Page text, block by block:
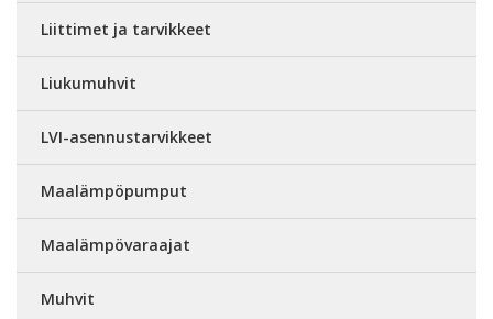
Liittimet ja tarvikkeet
Liukumuhvit
LVI-asennustarvikkeet
Maalämpöpumput
Maalämpövaraajat
Muhvit